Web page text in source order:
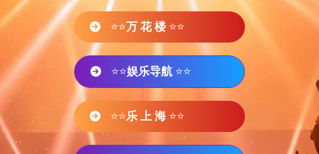
⭐⭐万 花 楼 ⭐⭐
⭐⭐娱乐导航 ⭐⭐
⭐⭐乐 上 海 ⭐⭐